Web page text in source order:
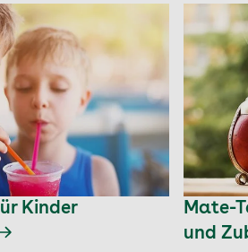
Kinder
Mate-
und